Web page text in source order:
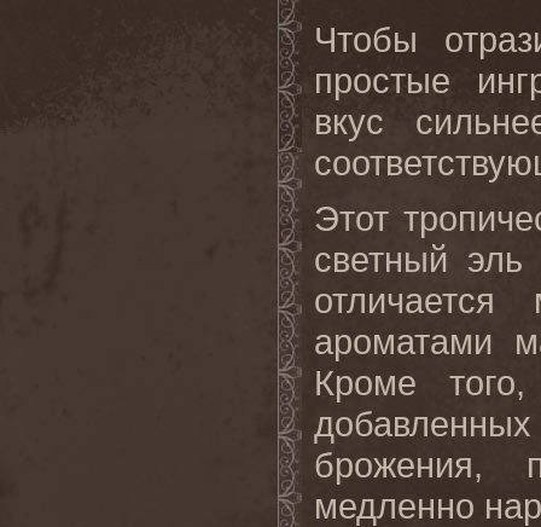
Чтобы
простые
вкус
Этот
светный эль
ароматами
Кроме
брожения,
медленно